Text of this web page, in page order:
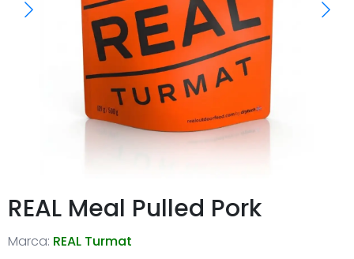
REAL Meal Pulled Pork
Marca: REAL Turmat